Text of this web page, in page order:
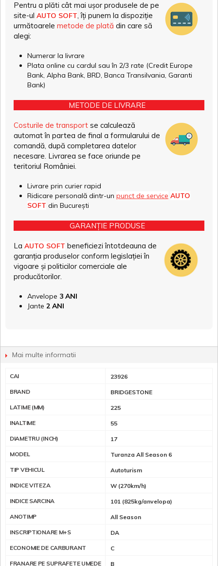
Pentru a plăti cât mai ușor produsele de pe
site-ul AUTO SOFT, îți punem la dispoziție
următoarele metode de plată din care să
alegi:
Numerar la livrare
Plata online cu cardul sau în 2/3 rate (Credit Europe
Bank, Alpha Bank, BRD, Banca Transilvania, Garanti
Bank)
METODE DE LIVRARE
Costurile de transport se calculează
automat în partea de final a formularului de
comandă, după completarea datelor
necesare. Livrarea se face oriunde pe
teritoriul României.
Livrare prin curier rapid
Ridicare personală dintr-un punct de service AUTO
SOFT din București
GARANȚIE PRODUSE
La AUTO SOFT beneficiezi întotdeauna de
garanția produselor conform legislației în
vigoare și politicilor comerciale ale
producătorilor.
Anvelope 3 ANI
Jante 2 ANI
Mai multe informatii
CAI 23926
BRAND BRIDGESTONE
LATIME (MM) 225
INALTIME 55
DIAMETRU (INCH) 17
MODEL Turanza All Season 6
TIP VEHICUL Autoturism
INDICE VITEZA W (270km/h)
INDICE SARCINA 101 (825kg/anvelopa)
ANOTIMP All Season
INSCRIPTIONARE M+S DA
ECONOMIE DE CARBURANT C
FRANARE PE SUPRAFETE UMEDE B